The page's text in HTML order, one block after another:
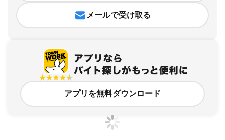
メールで受け取る
アプリを無料ダウンロード